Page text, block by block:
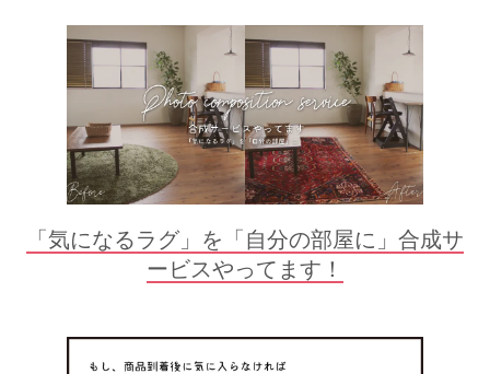
「気になるラグ」を「自分の部屋に」合成サ
ービスやってます！